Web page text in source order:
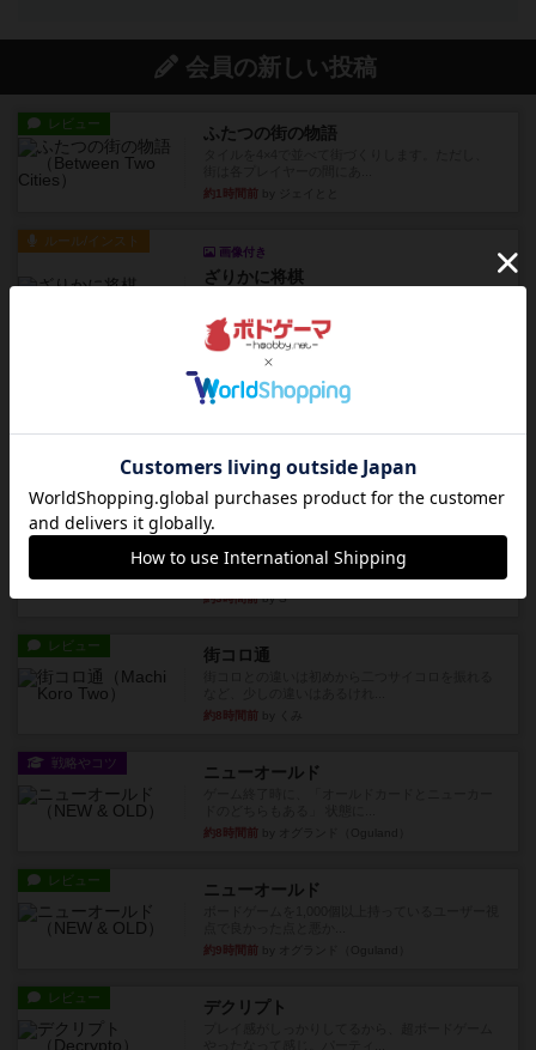
会員の新しい投稿
レビュー ふたつの街の物語
約1時間前
ルール/インスト
画像付き
ざりかに将棋
ーム入門作品です♪(＾＾)...
約2時間前by あんちっく
エージェントアベニュー
な 目的で、ボドゲ慣れし...
レビュー
ウイングスパン
期待値を上げすぎた、というのが正直な感想。２
約3時間前by S
レビュー 街コロ通
約8時間前
戦略やコツ ニューオールド
約8時間前
レビュー ニューオールド
約9時間前
レビュー デクリプト